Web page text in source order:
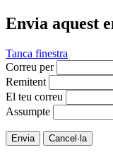
Envia aquest
Tanca finestra
Correu per
Remitent
El teu correu
Assumpte
Envia Cancel·la